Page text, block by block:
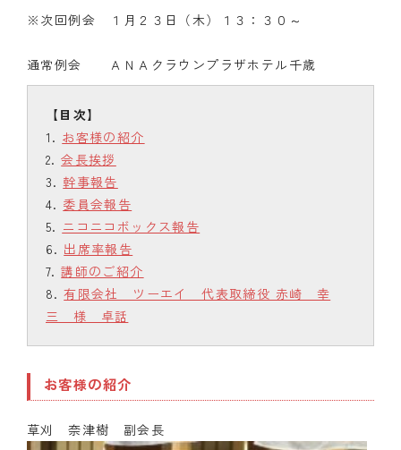
※次回例会 １月２３日（木）１３：３０～
通常例会 ＡＮＡクラウンプラザホテル千歳
お客様の紹介
会長挨拶
幹事報告
委員会報告
ニコニコボックス報告
出席率報告
講師のご紹介
有限会社 ツーエイ 代表取締役 赤崎 幸
三 様 卓話
お客様の紹介
草刈 奈津樹 副会長